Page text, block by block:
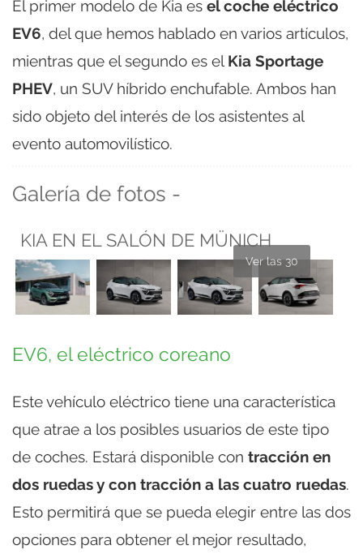
El primer modelo de Kia es el coche eléctrico
EV6, del que hemos hablado en varios artículos,
mientras que el segundo es el Kia Sportage
PHEV, un SUV híbrido enchufable. Ambos han
sido objeto del interés de los asistentes al
evento automovilístico.
Galería de fotos -
KIA EN EL SALÓN DE MÜNICH
Ver las 30
EV6, el eléctrico coreano
Este vehículo eléctrico tiene una característica
que atrae a los posibles usuarios de este tipo
de coches. Estará disponible con tracción en
dos ruedas y con tracción a las cuatro ruedas.
Esto permitirá que se pueda elegir entre las dos
opciones para obtener el mejor resultado,